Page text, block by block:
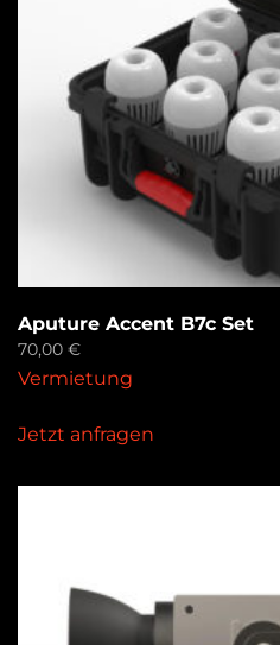
Aputure Accent B7c Set
70,00 €
Vermietung
Jetzt anfragen